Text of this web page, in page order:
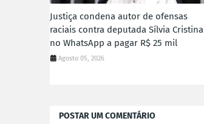
Justiça condena autor de ofensas
raciais contra deputada Sílvia Cristina
no WhatsApp a pagar R$ 25 mil
Agosto 05, 2026
POSTAR UM COMENTÁRIO